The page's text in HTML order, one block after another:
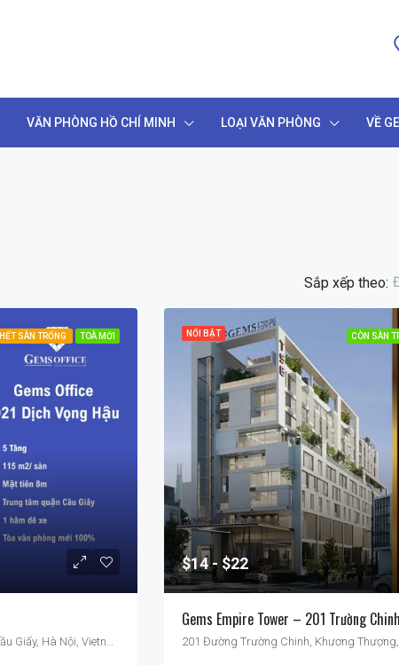
VĂN PHÒNG HỒ CHÍ MINH LOẠI VĂN PHÒNG VỀ
Sắp xếp theo:
HẾT SÀN TRỐNG TOÀ MỚI
1 Ngõ 82 P. Dịch Vọng Hậu, Dịch Vọng Hậu, Cầu Giấy, Hà Nội, Vietnam
NỔI BẬT CÒN SÀN
$14 $22
Gems Empire Tower – 201 Trường Chinh
$22